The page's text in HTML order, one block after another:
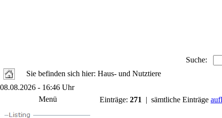
Suche:
Sie befinden sich hier: Haus- und Nutztiere
08.08.2026 - 16:46 Uhr
Menü
Einträge: 271 | sämtliche Einträge